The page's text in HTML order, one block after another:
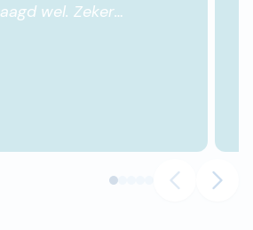
wel. Zeker
zelf maar aan de